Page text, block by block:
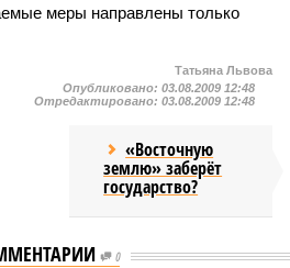
меры направлены только
Татьяна Львова
Опубликовано: 03.08.2009 12:48
Отредактировано: 03.08.2009 12:48
«Восточную
землю» заберёт
государство?
0